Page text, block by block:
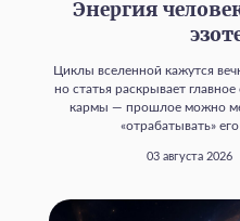
Энергия
Циклы вселенной кажутся
но статья раскрывает
кармы — прошлое можно
«отрабатывать»
03 августа 2026